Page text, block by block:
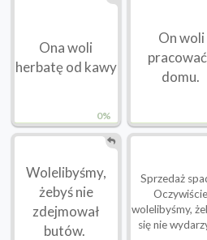
0%
Ona woli
herbatę od kawy
On woli
domu.
Wolelibyśmy,
żebyś nie
zdejmował
butów.
Sprzedaż
wolelibyśmy,
się nie